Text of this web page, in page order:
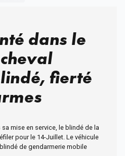
dans le
fierté
mise en service, le blindé de la
pour le 14-Juillet. Le véhicule
de gendarmerie mobile